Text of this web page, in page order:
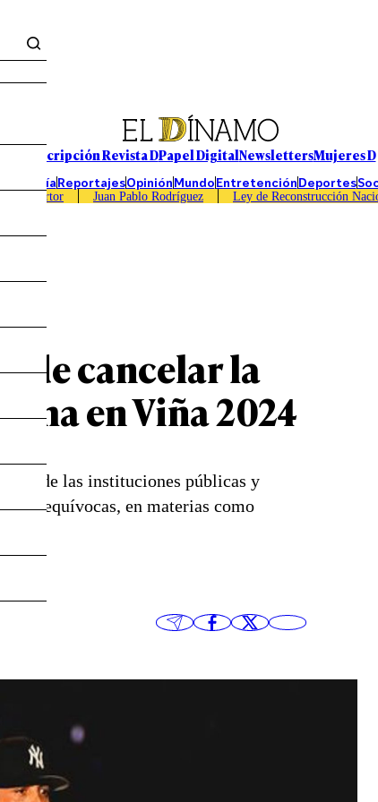
Suscripción Revista DPapel DigitalNewslettersMujeres D
EconomíaReportajesOpiniónMundoEntretenciónDeportes
Caso Sartor Juan Pablo Rodríguez Ley de Reconstrucción
cancelar la
en Viña 2024
de las instituciones públicas y
inequívocas, en materias como